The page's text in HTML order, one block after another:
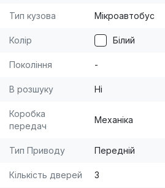
Тип кузова Мікроавтобус
Колір Білий
Покоління -
В розшуку Ні
Коробка
передач
Механіка
Тип Приводу Передній
Кількість дверей 3